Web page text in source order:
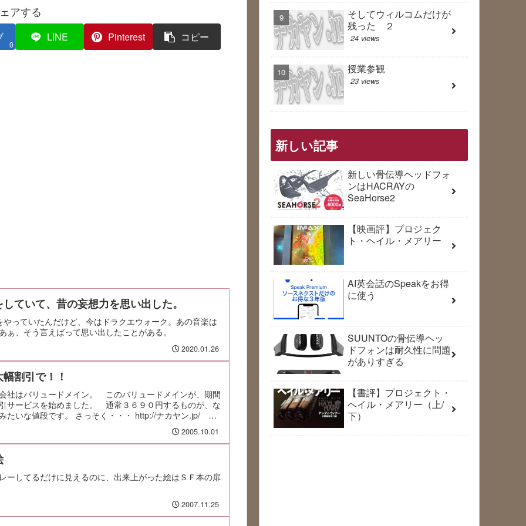
アする
0
LINE Pinterest コピー
ていて、昔の妄想力を思い出した。
っていたんだけど、今はドラクエウォーク。あの音楽は
ぁ、そう言えばって思い出したことがある。
2020.01.26
割引で！！
社はバリュードメイン。 このバリュードメインが、期間
サービスを始めました。 通常３６９０円するものが、な
たいな値段です。 さっそく・・・ http://ナカヤン.jp/
2005.10.01
ーしてるだけに見えるのに、出来上がった絵はＳＦ本の扉
2007.11.25
そしてウィルコムだけが
残った ２
24 views
授業参観
23 views
新しい記事
新しい骨伝導ヘッドフォ
ンはHACRAYの
SeaHorse2
【映画評】プロジェク
ト・ヘイル・メアリー
AI英会話のSpeakをお得
に使う
SUUNTOの骨伝導ヘッ
ドフォンは耐久性に問題
がありすぎる
【書評】プロジェクト・
ヘイル・メアリー（上/
下）